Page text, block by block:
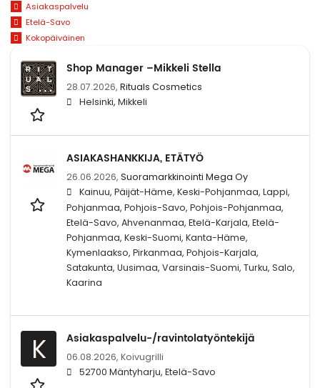
Asiakaspalvelu
Etelä-Savo
Kokopäiväinen
Shop Manager –Mikkeli Stella
28.07.2026, Rituals Cosmetics
Helsinki, Mikkeli
ASIAKASHANKKIJA, ETÄTYÖ
26.06.2026, Suoramarkkinointi Mega Oy
Kainuu, Päijät-Häme, Keski-Pohjanmaa, Lappi,
Pohjanmaa, Pohjois-Savo, Pohjois-Pohjanmaa,
Etelä-Savo, Ahvenanmaa, Etelä-Karjala, Etelä-
Pohjanmaa, Keski-Suomi, Kanta-Häme,
Kymenlaakso, Pirkanmaa, Pohjois-Karjala,
Satakunta, Uusimaa, Varsinais-Suomi, Turku, Salo,
Kaarina
K Asiakaspalvelu-/ravintolatyöntekijä
06.08.2026, Koivugrilli
52700 Mäntyharju, Etelä-Savo